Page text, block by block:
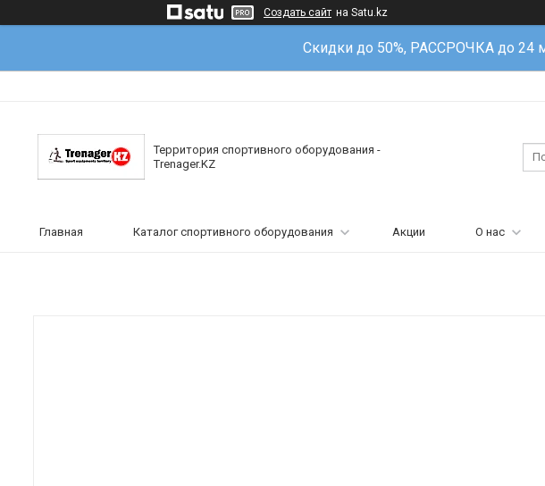
Создать сайт на Satu.kz
Скидки до 50%, РАССРОЧКА до
Территория спортивного оборудования -
Trenager.KZ
Главная Каталог спортивного оборудования Акции О нас